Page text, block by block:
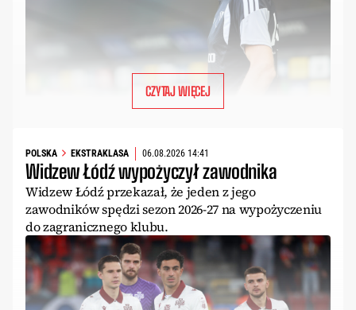
CZYTAJ WIĘCEJ
POLSKA EKSTRAKLASA 06.08.2026 14:41
Widzew Łódź wypożyczył zawodnika
Widzew Łódź przekazał, że jeden z jego
zawodników spędzi sezon 2026-27 na wypożyczeniu
do zagranicznego klubu.